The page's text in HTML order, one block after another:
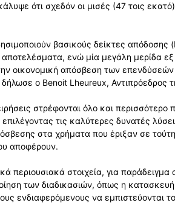
ότι σχεδόν οι μισές (47 τοις
βασικούς δείκτες απόδοσης
ενώ μία μεγάλη μερίδα
οικονομική απόσβεση των
ο Benoit Lheureux, Αντιπρόεδρος
στρέφονται όλο και περισσότερο
επιλέγοντας τις καλύτερες δυνατές
στα χρήματα που έριξαν σε τούτη
αποφέρουν.
περιουσιακά στοιχεία, για παράδειγμα
των διαδικασιών, όπως η
ενδιαφερόμενους να εμπιστεύονται